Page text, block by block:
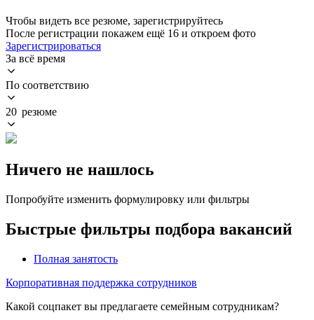
Чтобы видеть все резюме, зарегистрируйтесь
После регистрации покажем ещё 16 и откроем фото
Зарегистрироваться
За всё время
По соответствию
20 резюме
Ничего не нашлось
Попробуйте изменить формулировку или фильтры
Быстрые фильтры подбора вакансий
Полная занятость
Корпоративная поддержка сотрудников
Какой соцпакет вы предлагаете семейным сотрудникам?